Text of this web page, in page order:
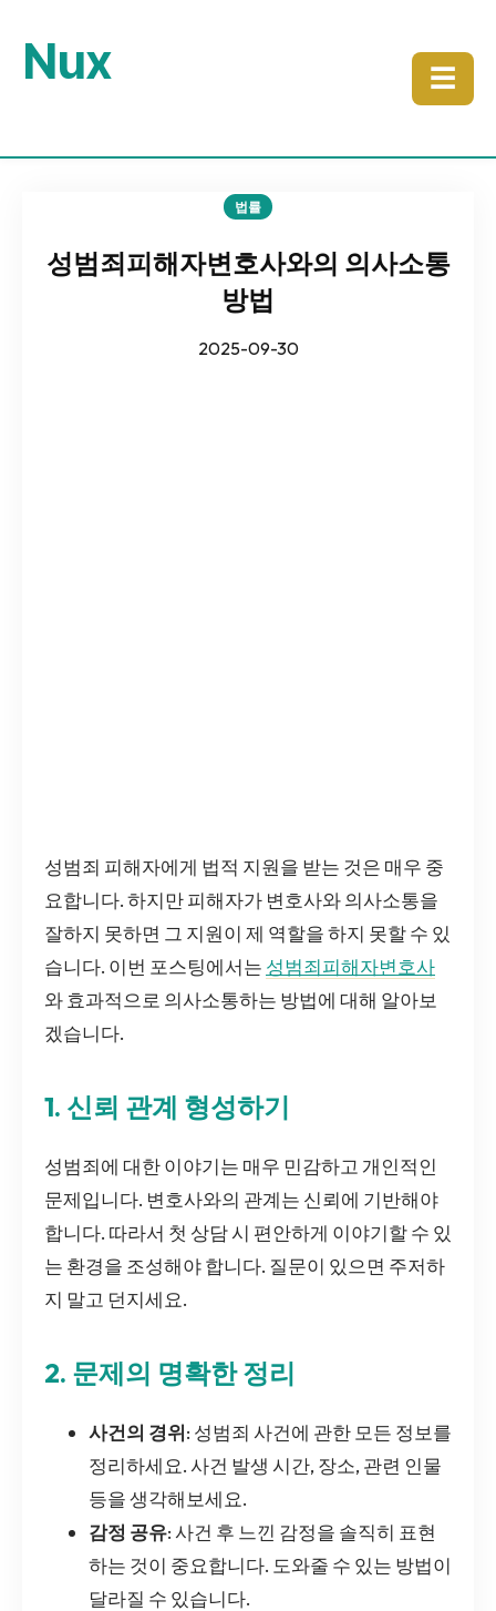
Nux ☰
법률
성범죄피해자변호사와의 의사소통
방법
2025-09-30
성범죄 피해자에게 법적 지원을 받는 것은 매우 중
요합니다. 하지만 피해자가 변호사와 의사소통을
잘하지 못하면 그 지원이 제 역할을 하지 못할 수 있
습니다. 이번 포스팅에서는 성범죄피해자변호사
와 효과적으로 의사소통하는 방법에 대해 알아보
겠습니다.
1. 신뢰 관계 형성하기
성범죄에 대한 이야기는 매우 민감하고 개인적인
문제입니다. 변호사와의 관계는 신뢰에 기반해야
합니다. 따라서 첫 상담 시 편안하게 이야기할 수 있
는 환경을 조성해야 합니다. 질문이 있으면 주저하
지 말고 던지세요.
2. 문제의 명확한 정리
사건의 경위: 성범죄 사건에 관한 모든 정보를
정리하세요. 사건 발생 시간, 장소, 관련 인물
등을 생각해보세요.
감정 공유: 사건 후 느낀 감정을 솔직히 표현
하는 것이 중요합니다. 도와줄 수 있는 방법이
달라질 수 있습니다.